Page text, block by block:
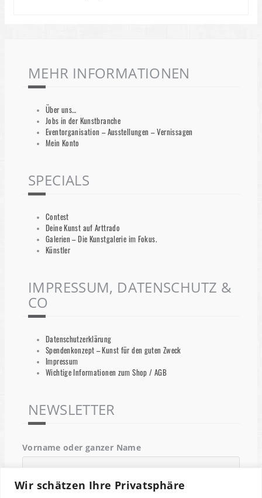
Wir schätzen Ihre Privatsphäre
MEHR INFORMATIONEN
Über uns…
Jobs in der Kunstbranche
Eventorganisation – Ausstellungen – Vernissagen
Mein Konto
SPECIALS
Contest
Deine Kunst auf Arttrado
Galerien – Die Kunstgalerie im Fokus.
Künstler
IMPRESSUM, DATENSCHUTZ &
CO
Datenschutzerklärung
Spendenkonzept – Kunst für den guten Zweck
Impressum
Wichtige Informationen zum Shop / AGB
NEWSLETTER
Vorname oder ganzer Name
Email